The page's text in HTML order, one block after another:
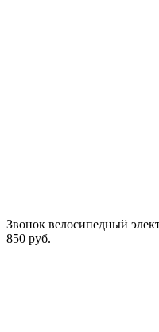
Звонок велосипедный
850 руб.